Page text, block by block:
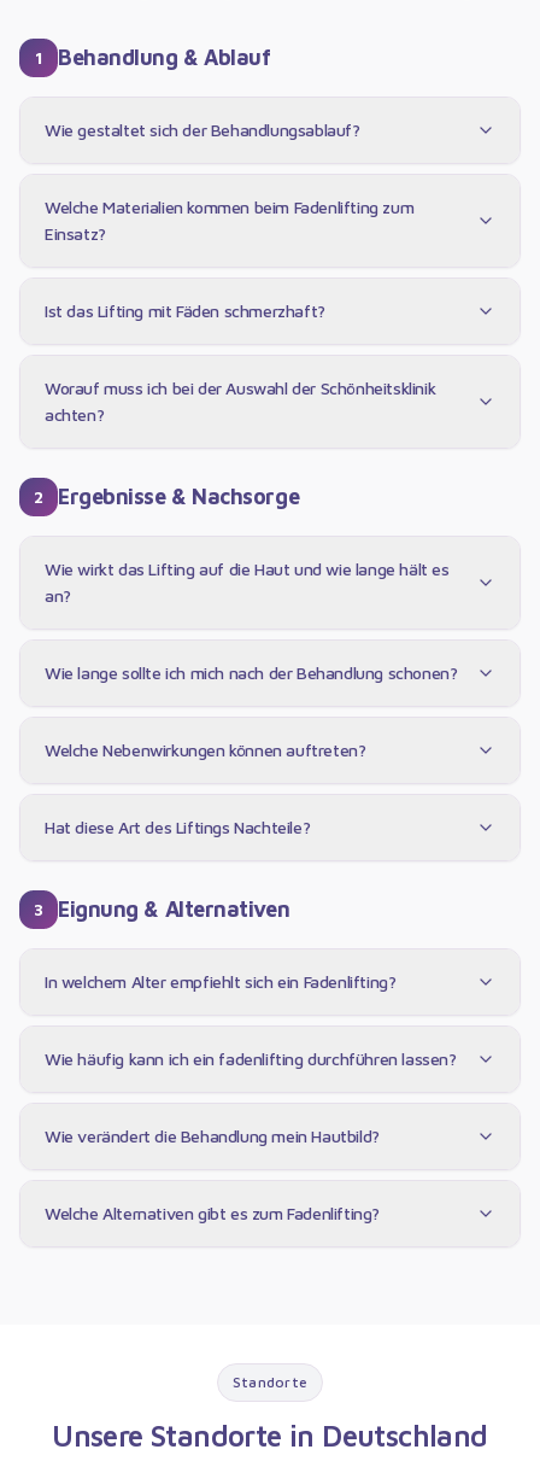
1 Behandlung & Ablauf
Wie gestaltet sich der Behandlungsablauf?
Welche Materialien kommen beim Fadenlifting zum
Einsatz?
Ist das Lifting mit Fäden schmerzhaft?
Worauf muss ich bei der Auswahl der Schönheitsklinik
achten?
2 Ergebnisse & Nachsorge
Wie wirkt das Lifting auf die Haut und wie lange hält es
an?
Wie lange sollte ich mich nach der Behandlung schonen?
Welche Nebenwirkungen können auftreten?
Hat diese Art des Liftings Nachteile?
3 Eignung & Alternativen
In welchem Alter empfiehlt sich ein Fadenlifting?
Wie häufig kann ich ein fadenlifting durchführen lassen?
Wie verändert die Behandlung mein Hautbild?
Welche Alternativen gibt es zum Fadenlifting?
Standorte
Unsere Standorte in Deutschland